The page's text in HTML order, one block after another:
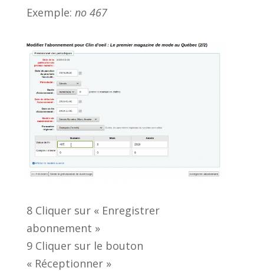
Exemple: no 467
8 Cliquer sur « Enregistrer
abonnement »
9 Cliquer sur le bouton
« Réceptionner »